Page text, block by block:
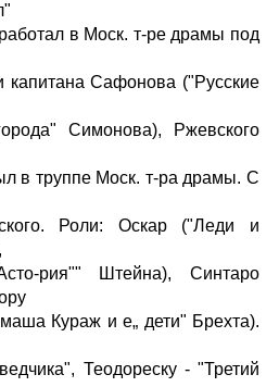
в Моск. т-ре драмы под
капитана Сафонова ("Русские
Симонова), Ржевского
в труппе Моск. т-ра драмы. С
Роли: Оскар ("Леди и
рия"" Штейна), Синтаро
Кураж и е„ дети" Брехта).
Теодореску - "Третий